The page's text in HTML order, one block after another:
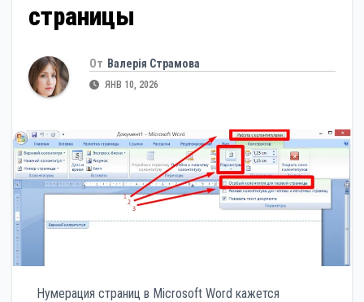
страницы
От Валерія Страмова
ЯНВ 10, 2026
Нумерация страниц в Microsoft Word кажется